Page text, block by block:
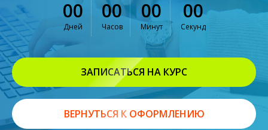
00
Дней
00
Часов
00
Минут
00
Секунд
ЗАПИСАТЬСЯ НА КУРС
ВЕРНУТЬСЯ К ОФОРМЛЕНИЮ